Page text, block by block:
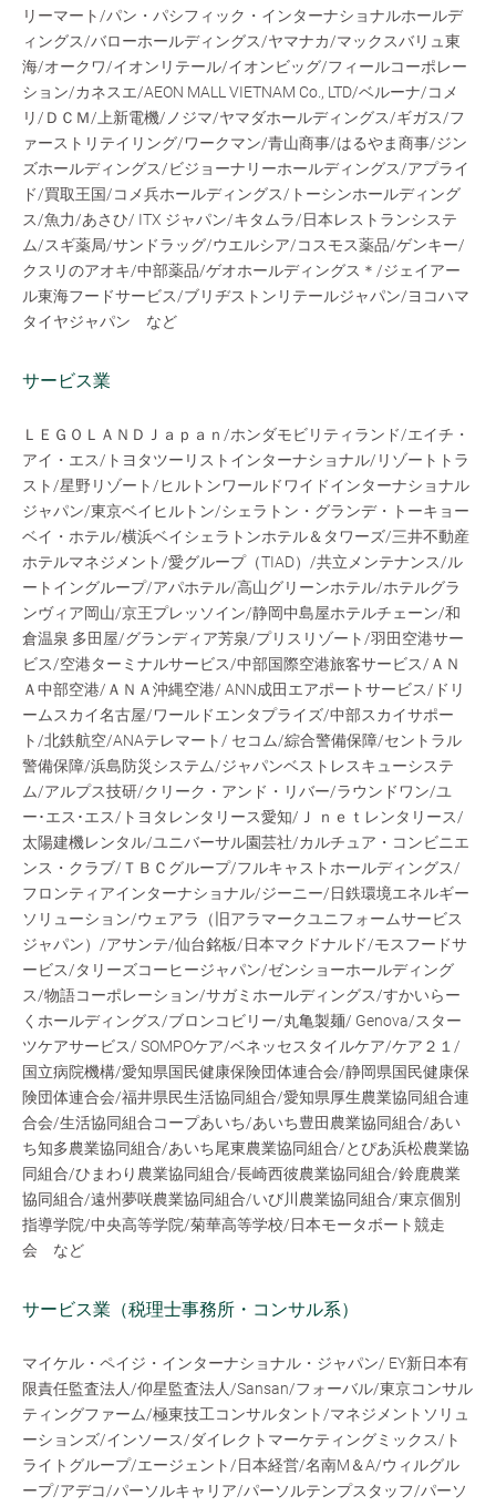
リーマート/パン・パシフィック・インターナショナルホールデ
ィングス/バローホールディングス/ヤマナカ/マックスバリュ東
海/オークワ/イオンリテール/イオンビッグ/フィールコーポレー
ション/カネスエ/AEON MALL VIETNAM Co., LTD/ベルーナ/コメ
リ/ＤＣＭ/上新電機/ノジマ/ヤマダホールディングス/ギガス/フ
ァーストリテイリング/ワークマン/青山商事/はるやま商事/ジン
ズホールディングス/ビジョーナリーホールディングス/アプライ
ド/買取王国/コメ兵ホールディングス/トーシンホールディング
ス/魚力/あさひ/ ITX ジャパン/キタムラ/日本レストランシステ
ム/スギ薬局/サンドラッグ/ウエルシア/コスモス薬品/ゲンキー/
クスリのアオキ/中部薬品/ゲオホールディングス＊/ジェイアー
ル東海フードサービス/ブリヂストンリテールジャパン/ヨコハマ
タイヤジャパン など
サービス業
ＬＥＧＯＬＡＮＤＪａｐａｎ/ホンダモビリティランド/エイチ・
アイ・エス/トヨタツーリストインターナショナル/リゾートトラ
スト/星野リゾート/ヒルトンワールドワイドインターナショナル
ジャパン/東京ベイヒルトン/シェラトン・グランデ・トーキョー
ベイ・ホテル/横浜ベイシェラトンホテル＆タワーズ/三井不動産
ホテルマネジメント/愛グループ（TIAD）/共立メンテナンス/ル
ートイングループ/アパホテル/高山グリーンホテル/ホテルグラ
ンヴィア岡山/京王プレッソイン/静岡中島屋ホテルチェーン/和
倉温泉 多田屋/グランディア芳泉/プリスリゾート/羽田空港サー
ビス/空港ターミナルサービス/中部国際空港旅客サービス/ＡＮ
Ａ中部空港/ＡＮＡ沖縄空港/ ANN成田エアポートサービス/ドリ
ームスカイ名古屋/ワールドエンタプライズ/中部スカイサポー
ト/北鉄航空/ANAテレマート/ セコム/綜合警備保障/セントラル
警備保障/浜島防災システム/ジャパンベストレスキューシステ
ム/アルプス技研/クリーク・アンド・リバー/ラウンドワン/ユ
ー･エス･エス/トヨタレンタリース愛知/Ｊ ｎｅｔレンタリース/
太陽建機レンタル/ユニバーサル園芸社/カルチュア・コンビニエ
ンス・クラブ/ＴＢＣグループ/フルキャストホールディングス/
フロンティアインターナショナル/ジーニー/日鉄環境エネルギー
ソリューション/ウェアラ（旧アラマークユニフォームサービス
ジャパン）/アサンテ/仙台銘板/日本マクドナルド/モスフードサ
ービス/タリーズコーヒージャパン/ゼンショーホールディング
ス/物語コーポレーション/サガミホールディングス/すかいらー
くホールディングス/ブロンコビリー/丸亀製麺/ Genova/スター
ツケアサービス/ SOMPOケア/ベネッセスタイルケア/ケア２１/
国立病院機構/愛知県国民健康保険団体連合会/静岡県国民健康保
険団体連合会/福井県民生活協同組合/愛知県厚生農業協同組合連
合会/生活協同組合コープあいち/あいち豊田農業協同組合/あい
ち知多農業協同組合/あいち尾東農業協同組合/とぴあ浜松農業協
同組合/ひまわり農業協同組合/長崎西彼農業協同組合/鈴鹿農業
協同組合/遠州夢咲農業協同組合/いび川農業協同組合/東京個別
指導学院/中央高等学院/菊華高等学校/日本モータボート競走
会 など
サービス業（税理士事務所・コンサル系）
マイケル・ペイジ・インターナショナル・ジャパン/ EY新日本有
限責任監査法人/仰星監査法人/Sansan/フォーバル/東京コンサル
ティングファーム/極東技工コンサルタント/マネジメントソリュ
ーションズ/インソース/ダイレクトマーケティングミックス/ト
ライトグループ/エージェント/日本経営/名南M＆A/ウィルグル
ープ/アデコ/パーソルキャリア/パーソルテンプスタッフ/パーソ